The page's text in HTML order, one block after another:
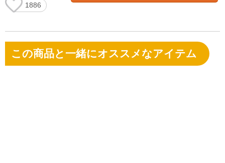
1886
この商品と一緒にオススメなアイテム